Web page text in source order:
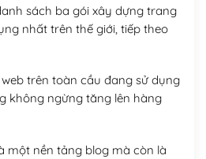
sách ba gói xây dựng trang
nhất trên thế giới, tiếp theo
trên toàn cầu đang sử dụng
không ngừng tăng lên hàng
một nền tảng blog mà còn là